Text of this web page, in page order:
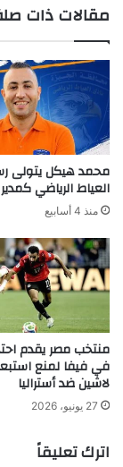
مقالات ذات
محمد هيكل يتولى
العياط الرياضي
منذ 4 أسابيع
منتخب مصر يقدم
في فيفا لمنع
لاشين ضد أستراليا
27 يونيو، 2026
اترك تعليقاً